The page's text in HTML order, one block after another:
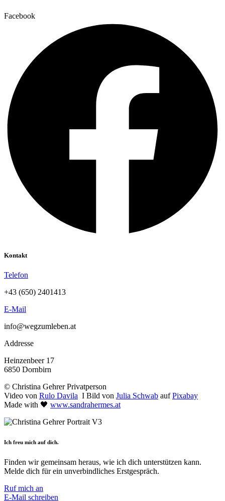
Facebook
Kontakt
Telefon
+43 (650) 2401413
E-Mail
info@wegzumleben.at
Addresse
Heinzenbeer 17
6850 Dornbirn
© Christina Gehrer Privatperson
Video von Rulo Davila I Bild von Julia Schwab aufPixabay
Made with 🖤 www.sandrahermes.at
Ich freu mich auf dich.
Finden wir gemeinsam heraus, wie ich dich unterstützen kann.
Melde dich für ein unverbindliches Erstgespräch.
Ruf mich an
E-Mail schreiben